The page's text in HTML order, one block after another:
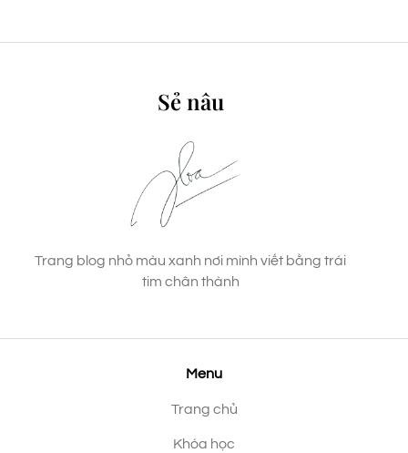
Sẻ nâu
Trang blog nhỏ màu xanh nơi mình viết bằng trái
tim chân thành
Menu
Trang chủ
Khóa học